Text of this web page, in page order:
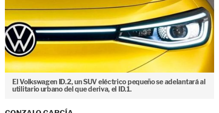
El Volkswagen ID.2, un SUV eléctrico pequeño se adelantará al
utilitario urbano del que deriva, el ID.1.